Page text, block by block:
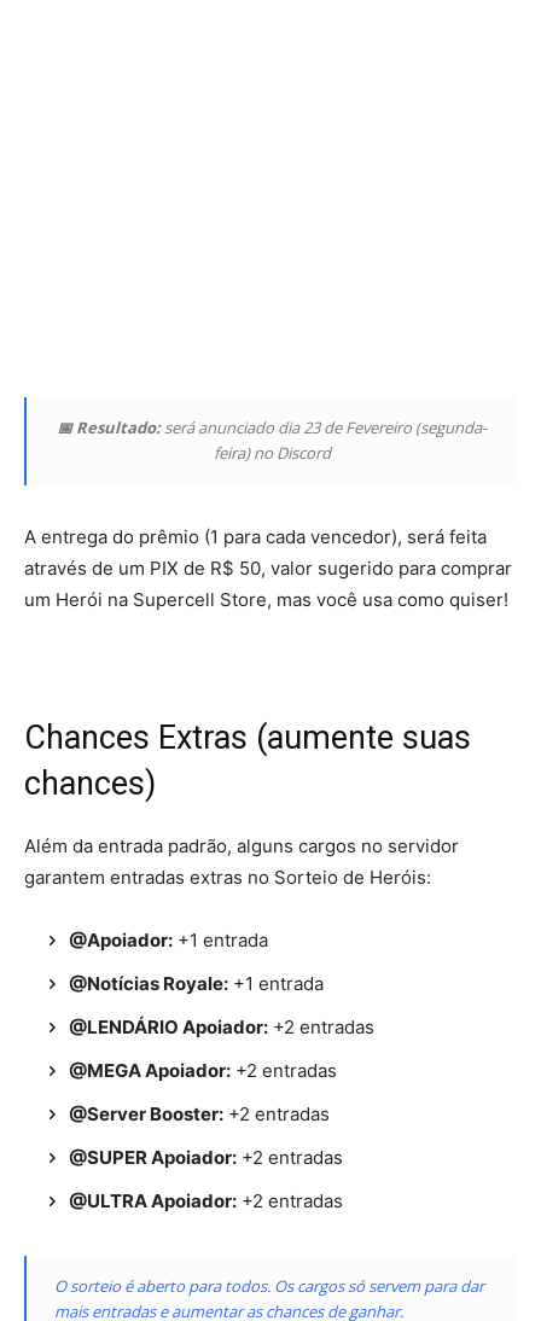
📅 Resultado:será anunciado dia 23 de Fevereiro (segunda-
feira) no Discord
A entrega do prêmio (1 para cada vencedor), será feita
através de um PIX de R$ 50, valor sugerido para comprar
um Herói na Supercell Store, mas você usa como quiser!
Chances Extras (aumente suas
chances)
Além da entrada padrão, alguns cargos no servidor
garantem entradas extras no Sorteio de Heróis:
@Apoiador: +1 entrada
@Notícias Royale: +1 entrada
@LENDÁRIO Apoiador: +2 entradas
@MEGA Apoiador: +2 entradas
@Server Booster: +2 entradas
@SUPER Apoiador: +2 entradas
@ULTRA Apoiador: +2 entradas
O sorteio é aberto para todos. Os cargos só servem para dar
mais entradas e aumentar as chances de ganhar.